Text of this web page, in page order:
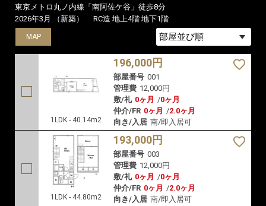
東京メトロ丸ノ内線「南阿佐ケ谷」徒歩8分
2026年3月 （新築）
RC造 地上4階 地下1階
MAP
1LDK - 40.14m2
196,000円
部屋番号 001
管理費 12,000円
敷/礼 0ヶ月 /0ヶ月
仲介/FR 0ヶ月 /2.0ヶ月
向き/入居 南/即入居可
MAP
1LDK - 44.80m2
193,000円
部屋番号 003
管理費 12,000円
敷/礼 0ヶ月 /0ヶ月
仲介/FR 0ヶ月 /2.0ヶ月
向き/入居 南/即入居可
MAP